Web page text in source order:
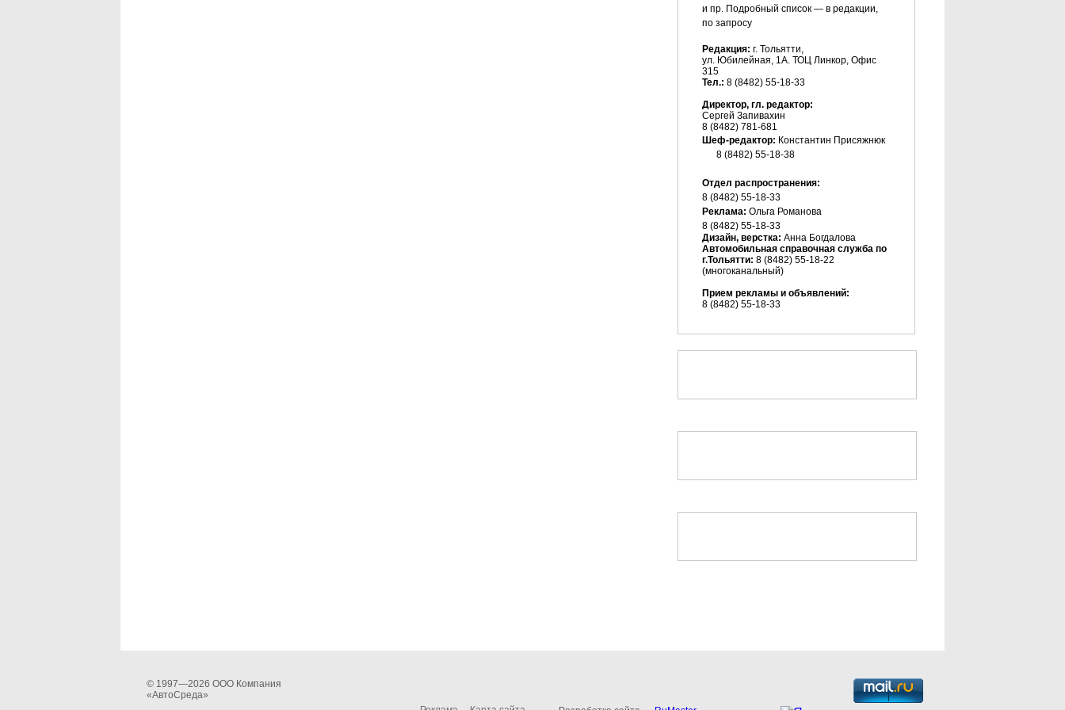
и пр. Подробный список — в редакции,
по запросу
Редакция: г. Тольятти,
ул. Юбилейная, 1А. ТОЦ Линкор, Офис
315
Тел.: 8 (8482) 55-18-33
Директор, гл. редактор:
Сергей Запивахин
8 (8482) 781-681
Шеф-редактор: Константин Присяжнюк
8 (8482) 55-18-38
Отдел распространения:
8 (8482) 55-18-33
Реклама: Ольга Романова
8 (8482) 55-18-33
Дизайн, верстка: Анна Богдалова
Автомобильная справочная служба по
г.Тольятти: 8 (8482) 55-18-22
(многоканальный)
Прием рекламы и объявлений:
8 (8482) 55-18-33
© 1997—2026 ООО Компания
«АвтоСреда»